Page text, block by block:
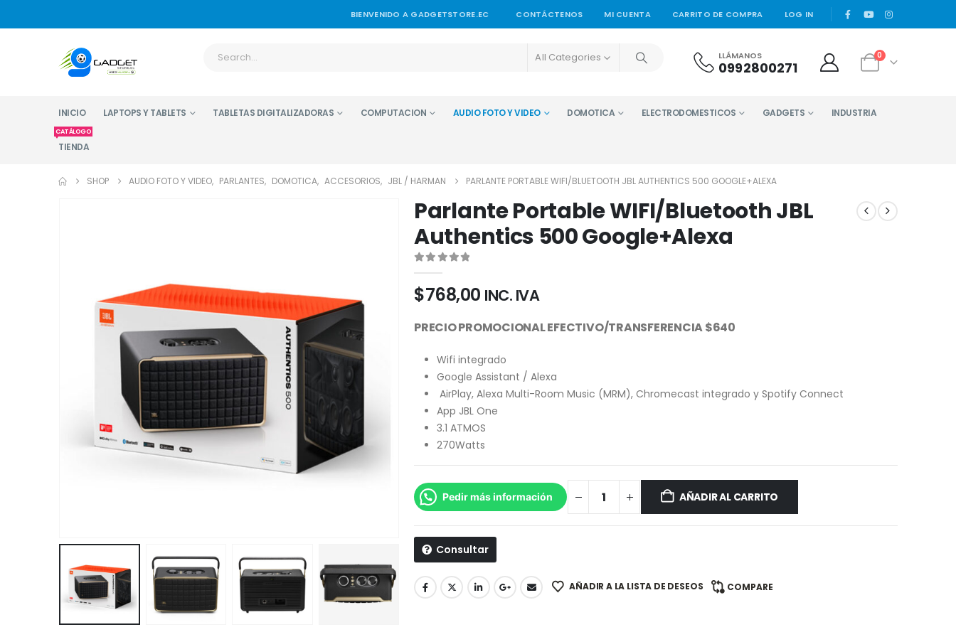
BIENVENIDO A GADGETSTORE.EC CONTÁCTENOS MI CUENTA CARRITO DE COMPRA LOG IN |
All Categories LLÁMANOS
0992800271
0
INICIO LAPTOPS Y TABLETS TABLETAS DIGITALIZADORAS COMPUTACION AUDIO FOTO Y VIDEO DOMOTICA ELECTRODOMESTICOS GADGETS INDUSTRIA
TIENDA
CATÁLOGO
SHOP AUDIO FOTO Y VIDEO, PARLANTES, DOMOTICA, ACCESORIOS, JBL / HARMAN PARLANTE PORTABLE WIFI/BLUETOOTH JBL AUTHENTICS 500 GOOGLE+ALEXA
Parlante Portable WIFI/Bluetooth JBL
Authentics 500 Google+Alexa
0out of 5
$768,00 INC. IVA
PRECIO PROMOCIONAL EFECTIVO/TRANSFERENCIA $640
Wifi integrado
Google Assistant / Alexa
AirPlay, Alexa Multi-Room Music (MRM), Chromecast integrado y Spotify Connect
App JBL One
3.1 ATMOS
270Watts
Pedir más información AÑADIR AL CARRITO
Consultar
AÑADIR A LA LISTA DE DESEOS COMPARE